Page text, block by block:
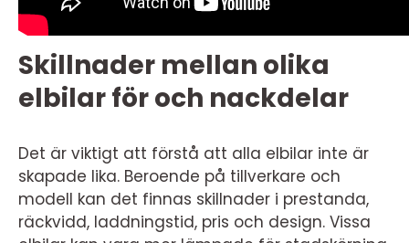
Skillnader mellan olika
elbilar för och nackdelar
Det är viktigt att förstå att alla elbilar inte är
skapade lika. Beroende på tillverkare och
modell kan det finnas skillnader i prestanda,
räckvidd, laddningstid, pris och design. Vissa